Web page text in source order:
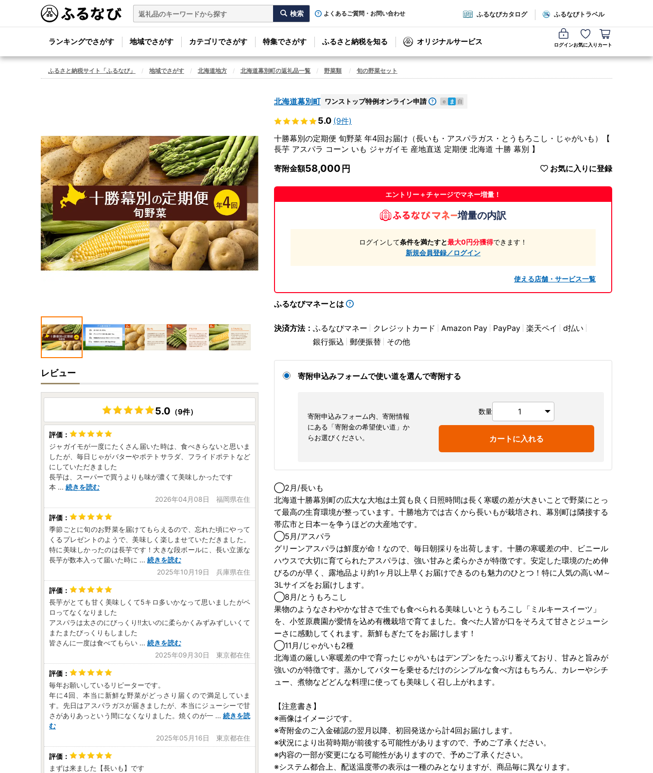
よくあるご質問・お問い合わせ ふるなびカタログ ふるなびトラベル
ランキングでさがす 地域でさがす カテゴリでさがす 特集でさがす ふるさと納税を知る オリジナルサービス ログインお気に入り カート
ふるさと納税サイト「ふるなび」 地域でさがす 北海道地方 北海道幕別町の返礼品一覧 野菜類 旬の野菜セット
北海道幕別町 ワンストップ特例オンライン申請 e ま 自
5.0 (9件)
十勝幕別の定期便 旬野菜 年4回お届け（長いも・アスパラガス・とうもろこし・じゃがいも）【
長芋 アスパラ コーン いも ジャガイモ 産地直送 定期便 北海道 十勝 幕別 】
寄附金額58,000 お気に入りに登録
エントリー＋チャージでマネー増量！
増量の内訳
ログインして条件を満たすと最大0円分獲得できます！
新規会員登録／ログイン
使える店舗・サービス一覧
ふるなびマネーとは
決済方法： ふるなびマネー クレジットカード Amazon Pay PayPay 楽天ペイ
d払い
銀行振込
郵便振替 その他
寄附申込みフォームで使い道を選んで寄附する
寄附申込みフォーム内、寄附情報
にある「寄附金の希望使い道」か
らお選びください。
数量
カートに入れる
◯2月/長いも
北海道十勝幕別町の広大な大地は土質も良く日照時間は長く寒暖の差が大きいことで野菜にとっ
て最高の生育環境が整っています。十勝地方では古くから長いもが栽培され、幕別町は隣接する
帯広市と日本一を争うほどの大産地です。
◯5月/アスパラ
グリーンアスパラは鮮度が命！なので、毎日朝採りを出荷します。十勝の寒暖差の中、ビニール
ハウスで大切に育てられたアスパラは、強い甘みと柔らかさが特徴です。安定した環境のため伸
びるのが早く、露地品より約1ヶ月以上早くお届けできるのも魅力のひとつ！特に人気の高いM～
3Lサイズをお届けします。
◯8月/とうもろこし
果物のようなさわやかな甘さで生でも食べられる美味しいとうもろこし「ミルキースイーツ」
を、小笠原農園が愛情を込め有機栽培で育てました。食べた人皆が口をそろえて甘さとジューシ
ーさに感動してくれます。新鮮もぎたてをお届けします！
◯11月/じゃがいも2種
北海道の厳しい寒暖差の中で育ったじゃがいもはデンプンをたっぷり蓄えており、甘みと旨みが
強いのが特徴です。蒸かしてバターを乗せるだけのシンプルな食べ方はもちろん、カレーやシチ
ュー、煮物などどんな料理に使っても美味しく召し上がれます。
【注意書き】
※画像はイメージです。
※寄附金のご入金確認の翌月以降、初回発送から計4回お届けします。
※状況により出荷時期が前後する可能性がありますので、予めご了承ください。
※内容の一部が変更になる可能性がありますので、予めご了承ください。
※システム都合上、配送温度帯の表示は一種のみとなりますが、商品毎に異なります。
レビュー
5.0 （9件）
ジャガイモが一度にたくさん届いた時は、食べきらないと思いま
したが、毎日じゃがバターやポテトサラダ、フライドポテトなど
にしていただきました
長芋は、スーパーで買うよりも味が濃くて美味しかったです
本 ... 続きを読む
2026年04月08日 福岡県在住
季節ごとに旬のお野菜を届けてもらえるので、忘れた頃にやって
くるプレゼントのようで、美味しく楽しませていただきました。
特に美味しかったのは長芋です！大きな段ボールに、長い立派な
長芋が数本入って届いた時に ... 続きを読む
2025年10月19日 兵庫県在住
長芋がとても甘く美味しくて5キロ多いかなって思いましたがペ
ロってなくなりました
アスパラは太さのにびっくり‼️太いのに柔らかくみずみずしいくて
またまたびっくりもしました
皆さんに一度は食べてもらい ... 続きを読む
2025年09月30日 東京都在住
毎年お願いしているリピーターです。
年に4回、本当に新鮮な野菜がどっさり届くので満足していま
す。先日はアスパラガスが届きましたが、本当にジューシーで甘
さがありあっという間になくなりました。焼くのが一 ... 続きを読
む
2025年05月16日 東京都在住
まずは来ました【長いも】です